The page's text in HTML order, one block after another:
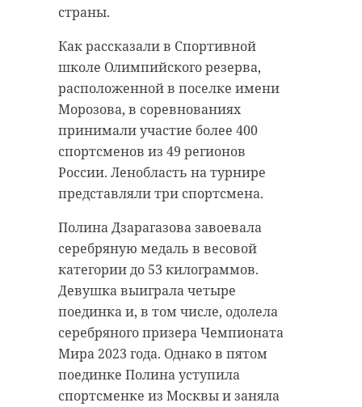
страны.
Как рассказали в Спортивной
школе Олимпийского резерва,
расположенной в поселке имени
Морозова, в соревнованиях
принимали участие более 400
спортсменов из 49 регионов
России. Ленобласть на турнире
представляли три спортсмена.
Полина Дзарагазова завоевала
серебряную медаль в весовой
категории до 53 килограммов.
Девушка выиграла четыре
поединка и, в том числе, одолела
серебряного призера Чемпионата
Мира 2023 года. Однако в пятом
поединке Полина уступила
спортсменке из Москвы и заняла
Стрельникова/@astrophotoboloto
Фото: Катя
Стрельникова/@astrophotoboloto
Фото: Катя
Фото: Ринат Газизуллин. Восход луны
28 сентября, время 19:15 - 19:19
Фото: Ринат Газизуллин. Восход луны
28 сентября, время 19:15 - 19:19